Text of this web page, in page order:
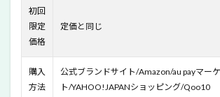
KADASON
SKIN
CARE モイ
ム(保湿美
容液)でも
っと保湿
初回
限定
価格
定価と同じ
購入
方法
公式ブランドサイト/Amazon/au payマー
ト/YAHOO!JAPANショッピング/Qoo10